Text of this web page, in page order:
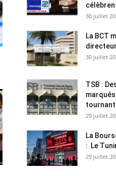
30 juillet
La BCT
30 juillet
TSB :
29 juillet
La
: Le
29 juillet